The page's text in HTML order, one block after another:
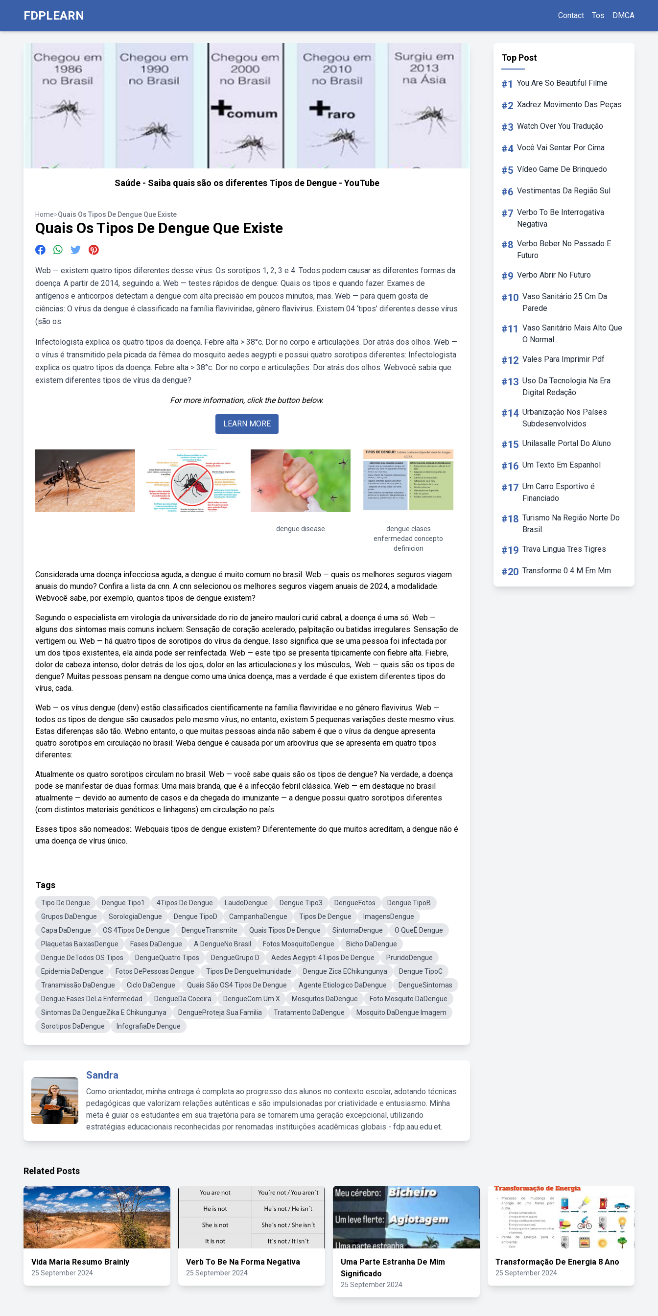
FDPLEARN Contact Tos DMCA
Saúde - Saiba quais são os diferentes Tipos de Dengue - YouTube
Home>Quais Os Tipos De Dengue Que Existe
Quais Os Tipos De Dengue Que Existe
Web — existem quatro tipos diferentes desse vírus: Os sorotipos 1, 2, 3 e 4. Todos podem causar as diferentes formas da
doença. A partir de 2014, seguindo a. Web — testes rápidos de dengue: Quais os tipos e quando fazer. Exames de
antígenos e anticorpos detectam a dengue com alta precisão em poucos minutos, mas. Web — para quem gosta de
ciências: O vírus da dengue é classificado na família flaviviridae, gênero flavivirus. Existem 04 ‘tipos’ diferentes desse vírus
(são os.
Infectologista explica os quatro tipos da doença. Febre alta > 38°c. Dor no corpo e articulações. Dor atrás dos olhos. Web —
o vírus é transmitido pela picada da fêmea do mosquito aedes aegypti e possui quatro sorotipos diferentes: Infectologista
explica os quatro tipos da doença. Febre alta > 38°c. Dor no corpo e articulações. Dor atrás dos olhos. Webvocê sabia que
existem diferentes tipos de vírus da dengue?
For more information, click the button below.
LEARN MORE
dengue disease
dengue clases
enfermedad concepto
definicion
Considerada uma doença infecciosa aguda, a dengue é muito comum no brasil. Web — quais os melhores seguros viagem
anuais do mundo? Confira a lista da cnn. A cnn selecionou os melhores seguros viagem anuais de 2024, a modalidade.
Webvocê sabe, por exemplo, quantos tipos de dengue existem?
Segundo o especialista em virologia da universidade do rio de janeiro maulori curié cabral, a doença é uma só. Web —
alguns dos sintomas mais comuns incluem: Sensação de coração acelerado, palpitação ou batidas irregulares. Sensação de
vertigem ou. Web — há quatro tipos de sorotipos do vírus da dengue. Isso significa que se uma pessoa foi infectada por
um dos tipos existentes, ela ainda pode ser reinfectada. Web — este tipo se presenta típicamente con fiebre alta. Fiebre,
dolor de cabeza intenso, dolor detrás de los ojos, dolor en las articulaciones y los músculos,. Web — quais são os tipos de
dengue? Muitas pessoas pensam na dengue como uma única doença, mas a verdade é que existem diferentes tipos do
vírus, cada.
Web — os vírus dengue (denv) estão classificados cientificamente na família flaviviridae e no gênero flavivirus. Web —
todos os tipos de dengue são causados pelo mesmo vírus, no entanto, existem 5 pequenas variações deste mesmo vírus.
Estas diferenças são tão. Webno entanto, o que muitas pessoas ainda não sabem é que o vírus da dengue apresenta
quatro sorotipos em circulação no brasil: Weba dengue é causada por um arbovírus que se apresenta em quatro tipos
diferentes:
Atualmente os quatro sorotipos circulam no brasil. Web — você sabe quais são os tipos de dengue? Na verdade, a doença
pode se manifestar de duas formas: Uma mais branda, que é a infecção febril clássica. Web — em destaque no brasil
atualmente — devido ao aumento de casos e da chegada do imunizante — a dengue possui quatro sorotipos diferentes
(com distintos materiais genéticos e linhagens) em circulação no país.
Esses tipos são nomeados:. Webquais tipos de dengue existem? Diferentemente do que muitos acreditam, a dengue não é
uma doença de vírus único.
Tags
Tipo De Dengue Dengue Tipo1 4Tipos De Dengue LaudoDengue Dengue Tipo3 DengueFotos
Dengue TipoB
Grupos DaDengue
SorologiaDengue Dengue TipoD CampanhaDengue Tipos De Dengue
ImagensDengue
Capa DaDengue
OS 4Tipos De Dengue DengueTransmite Quais Tipos De Dengue SintomaDengue
O QueÉ Dengue
Plaquetas BaixasDengue
Fases DaDengue A DengueNo Brasil Fotos MosquitoDengue
Bicho DaDengue
Dengue DeTodos OS Tipos
DengueQuatro Tipos DengueGrupo D Aedes Aegypti 4Tipos De Dengue
PruridoDengue
Epidemia DaDengue
Fotos DePessoas Dengue Tipos De DengueImunidade Dengue Zica EChikungunya
Dengue TipoC
Transmissão DaDengue
Ciclo DaDengue Quais São OS4 Tipos De Dengue Agente Etiologico DaDengue
DengueSintomas
Dengue Fases DeLa Enfermedad
DengueDa Coceira DengueCom Um X Mosquitos DaDengue
Foto Mosquito DaDengue
Sintomas Da DengueZika E Chikungunya
DengueProteja Sua Familia Tratamento DaDengue
Mosquito DaDengue Imagem
Sorotipos DaDengue
InfografiaDe Dengue
Sandra
Como orientador, minha entrega é completa ao progresso dos alunos no contexto escolar, adotando técnicas
pedagógicas que valorizam relações autênticas e são impulsionadas por criatividade e entusiasmo. Minha
meta é guiar os estudantes em sua trajetória para se tornarem uma geração excepcional, utilizando
estratégias educacionais reconhecidas por renomadas instituições acadêmicas globais - fdp.aau.edu.et.
Top Post
#1 You Are So Beautiful Filme
#2 Xadrez Movimento Das Peças
#3 Watch Over You Tradução
#4 Você Vai Sentar Por Cima
#5 Vídeo Game De Brinquedo
#6 Vestimentas Da Região Sul
#7 Verbo To Be Interrogativa
Negativa
#8 Verbo Beber No Passado E
Futuro
#9 Verbo Abrir No Futuro
#10 Vaso Sanitário 25 Cm Da
Parede
#11 Vaso Sanitário Mais Alto Que
O Normal
#12 Vales Para Imprimir Pdf
#13 Uso Da Tecnologia Na Era
Digital Redação
#14 Urbanização Nos Países
Subdesenvolvidos
#15 Unilasalle Portal Do Aluno
#16 Um Texto Em Espanhol
#17 Um Carro Esportivo é
Financiado
#18 Turismo Na Região Norte Do
Brasil
#19 Trava Lingua Tres Tigres
#20 Transforme 0 4 M Em Mm
Related Posts
Vida Maria Resumo Brainly
25 September 2024
Verb To Be Na Forma Negativa
25 September 2024
Uma Parte Estranha De Mim
Significado
25 September 2024
Transformação De Energia 8 Ano
25 September 2024